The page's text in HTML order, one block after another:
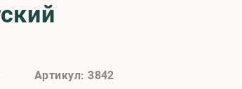
Артикул: 3842